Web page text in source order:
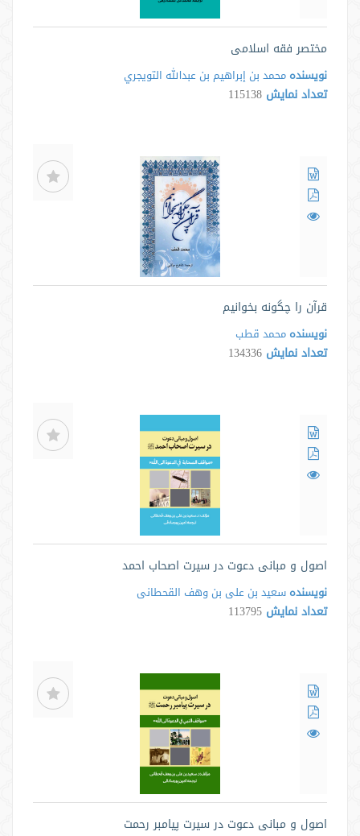
مختصر فقه اسلامی
نویسنده محمد بن إبراهيم بن عبدالله التويجري
تعداد نمایش 115138
قرآن را چگونه بخوانیم
نویسنده محمد قطب
تعداد نمایش 134336
اصول و مبانی دعوت در سیرت اصحاب احمد
نویسنده سعید بن علی بن وهف القحطانی
تعداد نمایش 113795
اصول و مبانی دعوت در سیرت پیامبر رحمت